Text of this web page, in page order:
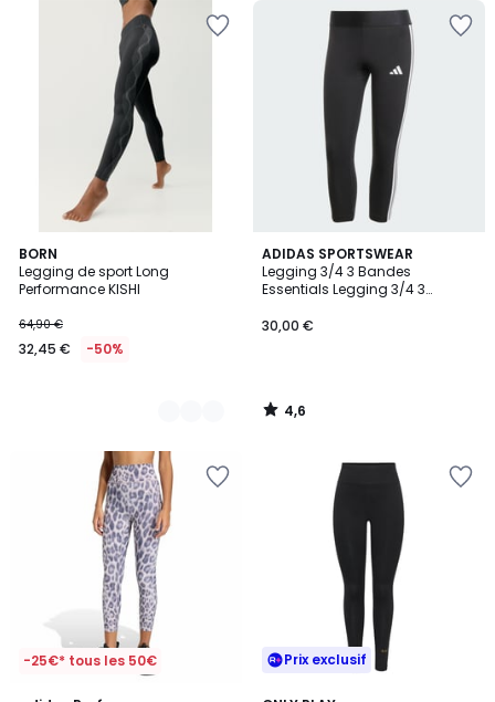
BORN
Legging de sport Long
Performance KISHI
64,90 €
32,45 € -50%
2
Couleurs
ADIDAS SPORTSWEAR
Legging 3/4 3 Bandes
Essentials Legging 3/4 3
30,00 €
4,6
/ 5
4,6
/
-25€* tous les 50€ Prix exclusif